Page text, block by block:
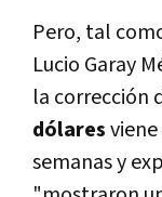
Pero, tal
Lucio Garay
la corrección
dólares
semanas y